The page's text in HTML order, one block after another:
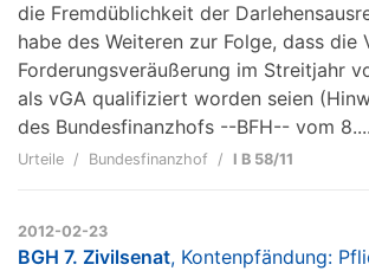
die Fremdüblichkeit der
habe des Weiteren zur Folge, dass die
Forderungsveräußerung im Streitjahr
als vGA qualifiziert worden seien
des Bundesfinanzhofs --BFH-- vom 8....
Urteile Bundesfinanzhof I B 58/11
2012-02-23
BGH 7. Zivilsenat, Kontenpfändung: